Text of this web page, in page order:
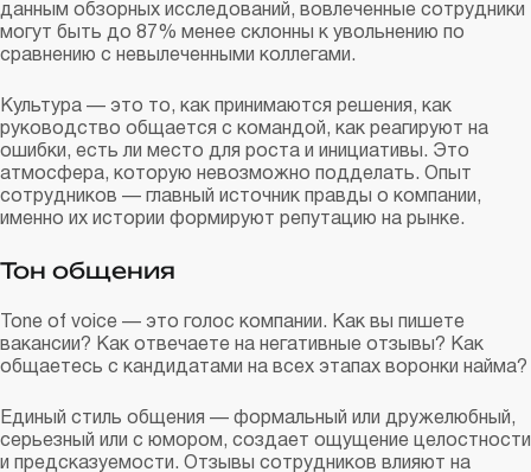
данным обзорных исследований, вовлеченные сотрудники
могут быть до 87% менее склонны к увольнению по
сравнению с невылеченными коллегами.
Культура — это то, как принимаются решения, как
руководство общается с командой, как реагируют на
ошибки, есть ли место для роста и инициативы. Это
атмосфера, которую невозможно подделать. Опыт
сотрудников — главный источник правды о компании,
именно их истории формируют репутацию на рынке.
Тон общения
Tone of voice — это голос компании. Как вы пишете
вакансии? Как отвечаете на негативные отзывы? Как
общаетесь с кандидатами на всех этапах воронки найма?
Единый стиль общения — формальный или дружелюбный,
серьезный или с юмором, создает ощущение целостности
и предсказуемости. Отзывы сотрудников влияют на